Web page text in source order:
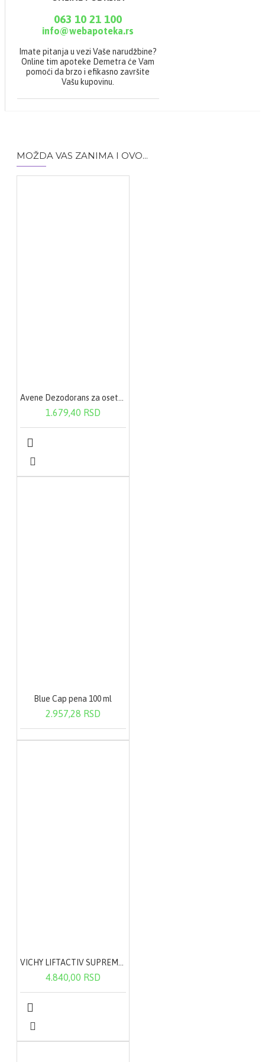
063 10 21 100
info@webapoteka.rs
Imate pitanja u vezi Vaše narudžbine?
Online tim apoteke Demetra će Vam
pomoći da brzo i efikasno završite
Vašu kupovinu.
MOŽDA VAS ZANIMA I OVO...
1.679,40 RSD
Blue Cap pena 100 ml
2.957,28 RSD
4.840,00 RSD